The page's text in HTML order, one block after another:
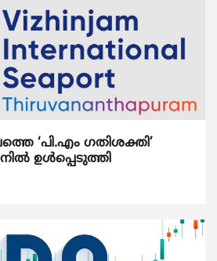
‘പി.എം ഗതിശക്തി’
ഉൾപ്പെടുത്തി